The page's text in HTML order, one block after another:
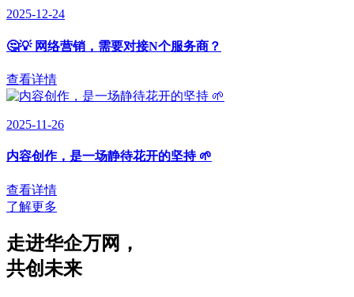
2025-12-24
🤔💡 网络营销，需要对接N个服务商？
查看详情
2025-11-26
内容创作，是一场静待花开的坚持 🌱
查看详情
了解更多
走进华企万网 ，
共创未来